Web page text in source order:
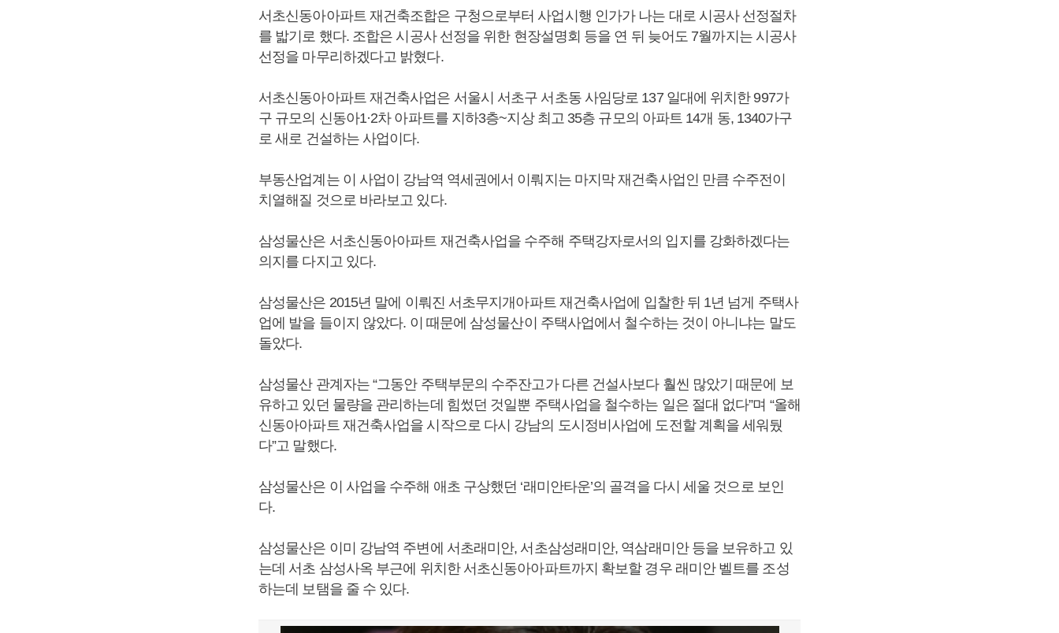
서초신동아아파트 재건축조합은 구청으로부터 사업시행 인가가 나는 대로 시공사 선정절차
를 밟기로 했다. 조합은 시공사 선정을 위한 현장설명회 등을 연 뒤 늦어도 7월까지는 시공사
선정을 마무리하겠다고 밝혔다.
서초신동아아파트 재건축사업은 서울시 서초구 서초동 사임당로 137 일대에 위치한 997가
구 규모의 신동아1·2차 아파트를 지하3층~지상 최고 35층 규모의 아파트 14개 동, 1340가구
로 새로 건설하는 사업이다.
부동산업계는 이 사업이 강남역 역세권에서 이뤄지는 마지막 재건축사업인 만큼 수주전이
치열해질 것으로 바라보고 있다.
삼성물산은 서초신동아아파트 재건축사업을 수주해 주택강자로서의 입지를 강화하겠다는
의지를 다지고 있다.
삼성물산은 2015년 말에 이뤄진 서초무지개아파트 재건축사업에 입찰한 뒤 1년 넘게 주택사
업에 발을 들이지 않았다. 이 때문에 삼성물산이 주택사업에서 철수하는 것이 아니냐는 말도
돌았다.
삼성물산 관계자는 “그동안 주택부문의 수주잔고가 다른 건설사보다 훨씬 많았기 때문에 보
유하고 있던 물량을 관리하는데 힘썼던 것일뿐 주택사업을 철수하는 일은 절대 없다”며 “올해
신동아아파트 재건축사업을 시작으로 다시 강남의 도시정비사업에 도전할 계획을 세워뒀
다”고 말했다.
삼성물산은 이 사업을 수주해 애초 구상했던 ‘래미안타운’의 골격을 다시 세울 것으로 보인
다.
삼성물산은 이미 강남역 주변에 서초래미안, 서초삼성래미안, 역삼래미안 등을 보유하고 있
는데 서초 삼성사옥 부근에 위치한 서초신동아아파트까지 확보할 경우 래미안 벨트를 조성
하는데 보탬을 줄 수 있다.